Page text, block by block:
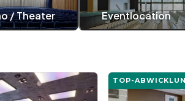
/ Theater Eventlocation
TOP-